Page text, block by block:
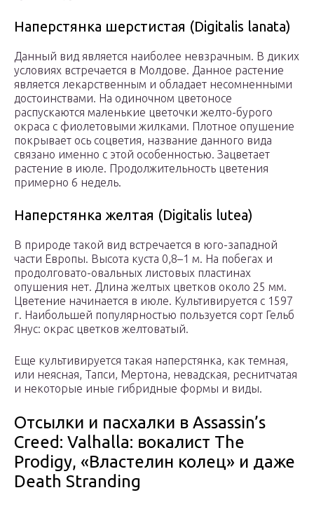
Наперстянка шерстистая (Digitalis lanata)
Данный вид является наиболее невзрачным. В диких
условиях встречается в Молдове. Данное растение
является лекарственным и обладает несомненными
достоинствами. На одиночном цветоносе
распускаются маленькие цветочки желто-бурого
окраса с фиолетовыми жилками. Плотное опушение
покрывает ось соцветия, название данного вида
связано именно с этой особенностью. Зацветает
растение в июле. Продолжительность цветения
примерно 6 недель.
Наперстянка желтая (Digitalis lutea)
В природе такой вид встречается в юго-западной
части Европы. Высота куста 0,8–1 м. На побегах и
продолговато-овальных листовых пластинах
опушения нет. Длина желтых цветков около 25 мм.
Цветение начинается в июле. Культивируется с 1597
г. Наибольшей популярностью пользуется сорт Гельб
Янус: окрас цветков желтоватый.
Еще культивируется такая наперстянка, как темная,
или неясная, Тапси, Мертона, невадская, реснитчатая
и некоторые иные гибридные формы и виды.
Отсылки и пасхалки в Assassin’s
Creed: Valhalla: вокалист The
Prodigy, «Властелин колец» и даже
Death Stranding